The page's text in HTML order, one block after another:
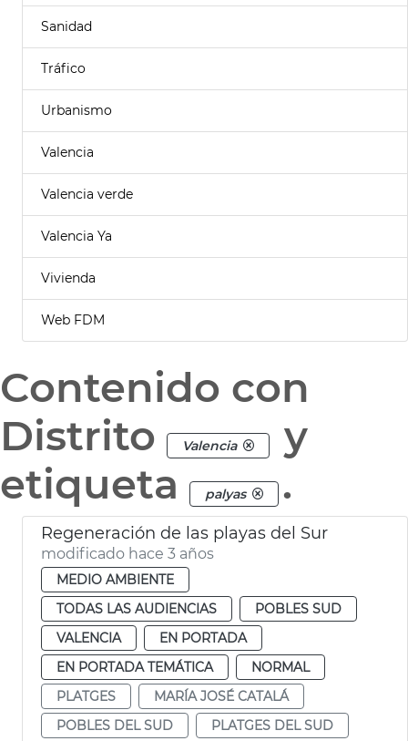
Sanidad
Tráfico
Urbanismo
Valencia
Valencia verde
Valencia Ya
Vivienda
Web FDM
Contenido con
Distrito
Valencia
y
etiqueta
palyas .
Regeneración de las playas del Sur
modificado hace 3 años
MEDIO AMBIENTE
TODAS LAS AUDIENCIAS
POBLES SUD
VALENCIA
EN PORTADA
EN PORTADA TEMÁTICA
NORMAL
PLATGES
MARÍA JOSÉ CATALÁ
POBLES DEL SUD
PLATGES DEL SUD